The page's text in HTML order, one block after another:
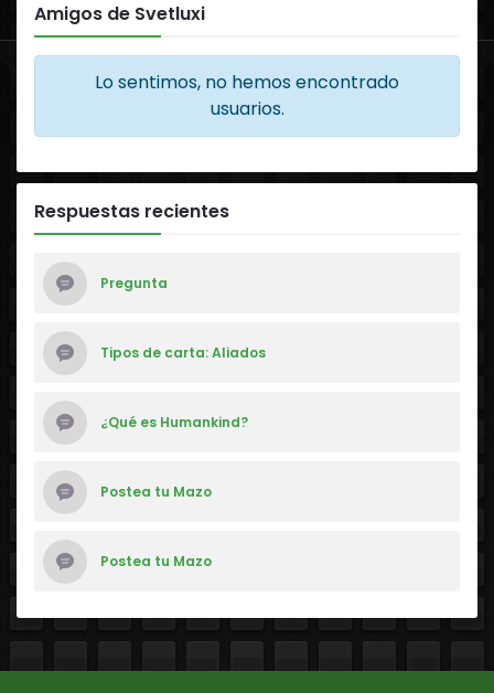
Amigos de Svetluxi
Lo sentimos, no hemos encontrado
usuarios.
Respuestas recientes
Pregunta
Tipos de carta: Aliados
¿Qué es Humankind?
Postea tu Mazo
Postea tu Mazo